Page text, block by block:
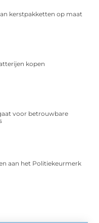
kerstpakketten op maat
kopen
voor betrouwbare
aan het Politiekeurmerk